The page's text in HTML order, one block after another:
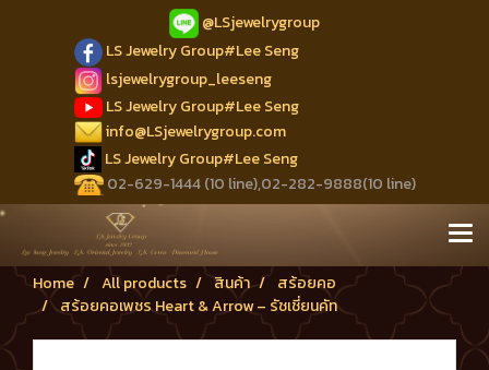
@LSjewelrygroup
LS Jewelry Group#Lee Seng
lsjewelrygroup_leeseng
LS Jewelry Group#Lee Seng
info@LSjewelrygroup.com
LS Jewelry Group#Lee Seng
02-629-1444 (10 line),02-282-9888(10 line)
Home All products สินค้า
สร้อยคอ
สร้อยคอเพชร Heart & Arrow – รัชเชี่ยนคัท